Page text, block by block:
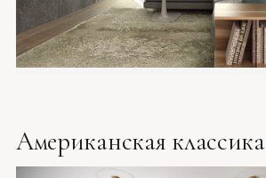
Американская классика